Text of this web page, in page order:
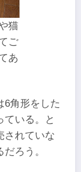
猫
ご
あ
6角形をした
ている。と
されていな
ろう。